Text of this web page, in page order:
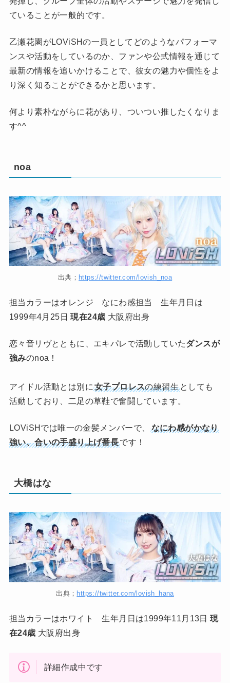
ていることが一般的です。
乙瀬花園がLOViSHの一員としてどのようなパフォーマ
ンスや活動をしているのか、ファンや公式情報を通じて
最新の情報を追いかけることで、彼女の魅力や個性をよ
り深く知ることができるかと思います。
何より素朴ながらに花があり、ついつい推したくなりま
す^^
noa
出典； https://twitter.com/lovish_noa
担当カラーはオレンジ なにわ感担当 生年月日は
1999年4月25日現在24歳 大阪府出身
恋々音リヴとともに、エキパレで活動していたダンスが
強みのnoa！
アイドル活動とは別に 女子プロレスの練習生 としても
活動しており、二足の草鞋で奮闘しています。
LOViSHでは唯一の金髪メンバーで、
なにわ感がかなり
強い、合いの手盛り上げ番長です！
大橋はな
出典； https://twitter.com/lovish_hana
担当カラーはホワイト 生年月日は1999年11月13日現
在24歳 大阪府出身
詳細作成中です